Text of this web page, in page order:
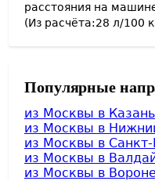
расстояния на
(Из расчёта:28 л/100
Популярные
из Москвы в Казань
из Москвы в
из Москвы в
из Москвы в
из Москвы в